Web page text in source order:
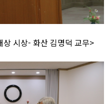
시상- 화산 김명덕 교무>